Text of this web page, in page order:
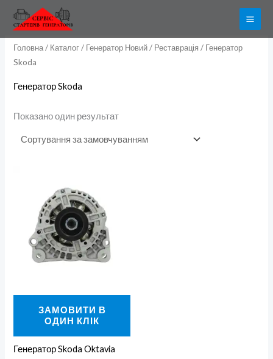
Перейти
вмісту
Головна/ Каталог/ Генератор Новий / Реставрація / Генератор
Skoda
Генератор Skoda
Показано один результат
ЗАМОВИТИ В
ОДИН КЛІК
Генератор Skoda Oktavia